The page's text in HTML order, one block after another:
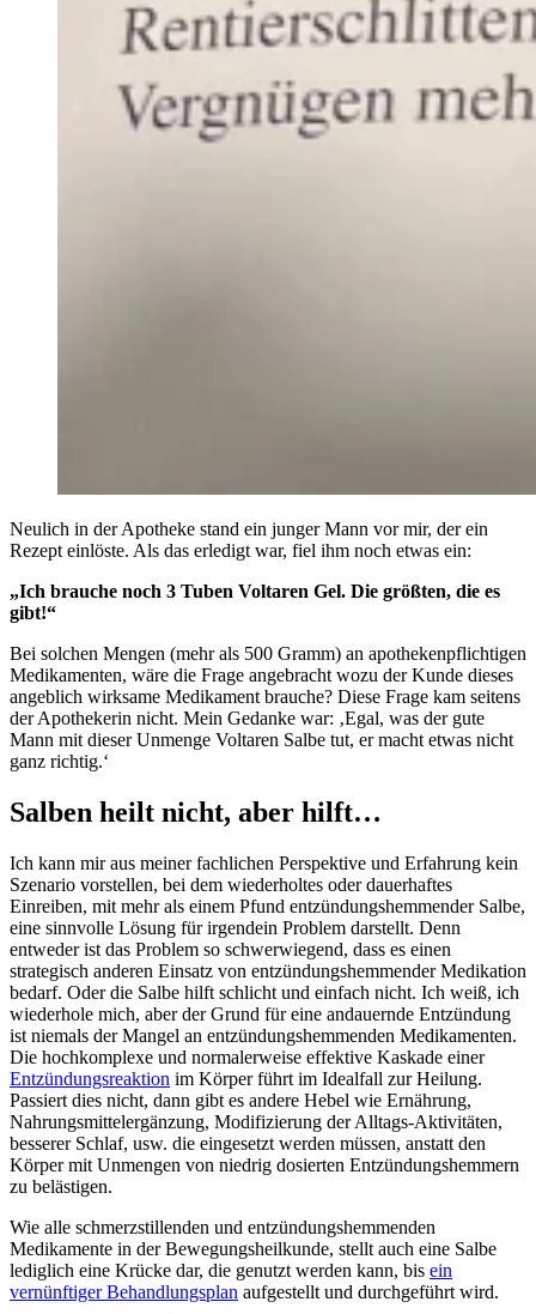
Neulich in der Apotheke stand ein junger Mann vor mir, der ein
Rezept einlöste. Als das erledigt war, fiel ihm noch etwas ein:
„Ich brauche noch 3 Tuben Voltaren Gel. Die größten, die es
gibt!“
Bei solchen Mengen (mehr als 500 Gramm) an apothekenpflichtigen
Medikamenten, wäre die Frage angebracht wozu der Kunde dieses
angeblich wirksame Medikament brauche? Diese Frage kam seitens
der Apothekerin nicht. Mein Gedanke war: ‚Egal, was der gute
Mann mit dieser Unmenge Voltaren Salbe tut, er macht etwas nicht
ganz richtig.‘
Salben heilt nicht, aber hilft…
Ich kann mir aus meiner fachlichen Perspektive und Erfahrung kein
Szenario vorstellen, bei dem wiederholtes oder dauerhaftes
Einreiben, mit mehr als einem Pfund entzündungshemmender Salbe,
eine sinnvolle Lösung für irgendein Problem darstellt. Denn
entweder ist das Problem so schwerwiegend, dass es einen
strategisch anderen Einsatz von entzündungshemmender Medikation
bedarf. Oder die Salbe hilft schlicht und einfach nicht. Ich weiß, ich
wiederhole mich, aber der Grund für eine andauernde Entzündung
ist niemals der Mangel an entzündungshemmenden Medikamenten.
Die hochkomplexe und normalerweise effektive Kaskade einer
Entzündungsreaktion im Körper führt im Idealfall zur Heilung.
Passiert dies nicht, dann gibt es andere Hebel wie Ernährung,
Nahrungsmittelergänzung, Modifizierung der Alltags-Aktivitäten,
besserer Schlaf, usw. die eingesetzt werden müssen, anstatt den
Körper mit Unmengen von niedrig dosierten Entzündungshemmern
zu belästigen.
Wie alle schmerzstillenden und entzündungshemmenden
Medikamente in der Bewegungsheilkunde, stellt auch eine Salbe
lediglich eine Krücke dar, die genutzt werden kann, bis ein
vernünftiger Behandlungsplan aufgestellt und durchgeführt wird.